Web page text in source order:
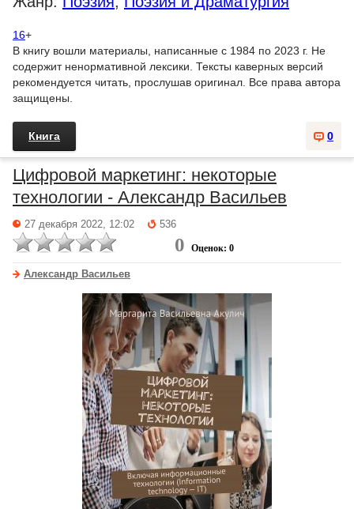
16+
В книгу вошли материалы, написанные с 1984 по 2023 г. Не
содержит ненормативной лексики. Тексты каверных версий
рекомендуется читать, прослушав оригинал. Все права автора
защищены.
0
Книга
Цифровой маркетинг: некоторые
технологии - Александр Васильев
27 декабря 2022, 12:02 536
0 Оценок: 0
Александр Васильев